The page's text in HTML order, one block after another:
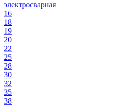
электросварная
16
18
19
20
22
25
28
30
32
35
38